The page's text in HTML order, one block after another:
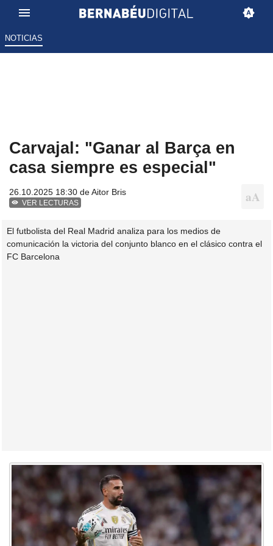
NOTICIAS
Carvajal: "Ganar al Barça en
casa siempre es especial"
26.10.2025 18:30 deAitor Bris
VER LECTURAS
El futbolista del Real Madrid analiza para los medios de
comunicación la victoria del conjunto blanco en el clásico contra el
FC Barcelona